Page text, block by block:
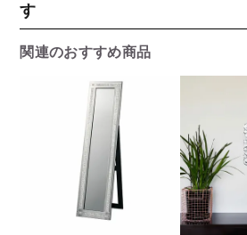
す
関連のおすすめ商品